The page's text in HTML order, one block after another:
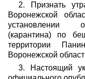
2. Признать
Воронежской
установлении
(карантина) по
территории
Воронежской
3. Настоящий